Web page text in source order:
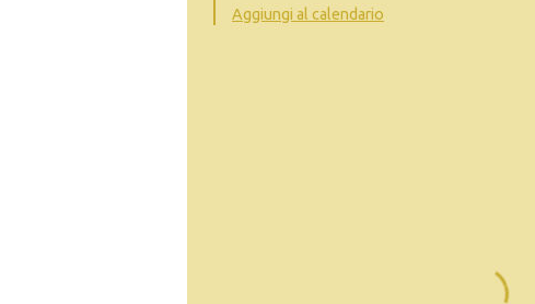
Aggiungi al calendario